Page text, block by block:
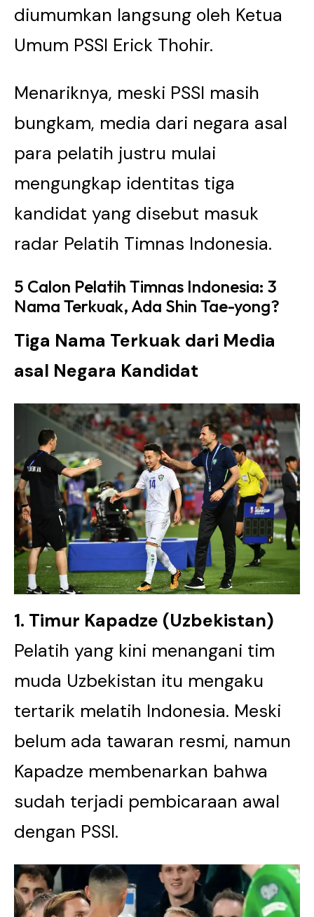
diumumkan langsung oleh Ketua
Umum PSSI Erick Thohir.
Menariknya, meski PSSI masih
bungkam, media dari negara asal
para pelatih justru mulai
mengungkap identitas tiga
kandidat yang disebut masuk
radar Pelatih Timnas Indonesia.
5 Calon Pelatih Timnas Indonesia: 3
Nama Terkuak, Ada Shin Tae-yong?
Tiga Nama Terkuak dari Media
asal Negara Kandidat
1. Timur Kapadze (Uzbekistan)
Pelatih yang kini menangani tim
muda Uzbekistan itu mengaku
tertarik melatih Indonesia. Meski
belum ada tawaran resmi, namun
Kapadze membenarkan bahwa
sudah terjadi pembicaraan awal
dengan PSSI.